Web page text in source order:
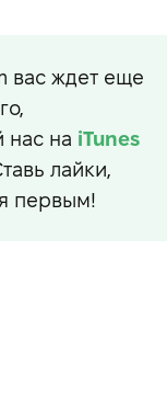
вас ждет еще
нас на iTunes
лайки,
первым!